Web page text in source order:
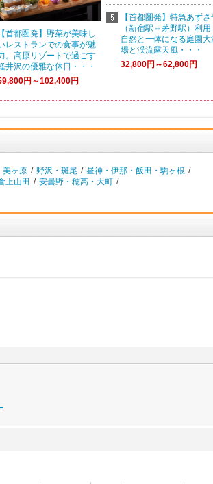
【首都圏発】野菜が美味し
レストランでの食事が魅
。高原リゾートで過ごす
井沢の優雅な休日・・・
円～102,400円
【首都圏発】特急あずさ
（新宿駅⇔茅野駅）利用
自然と一体になる庭園大
場と渓流露天風・・・
32,800円～62,800円
美ヶ原 / 野沢・斑尾 / 昼神・伊那・飯田・駒ヶ根 /
上山田 / 安曇野・穂高・大町 /